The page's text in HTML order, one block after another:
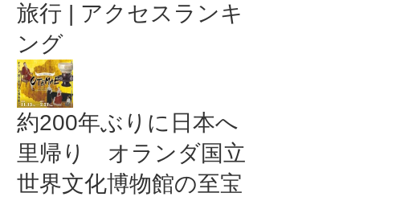
旅行 | アクセスランキ
ング
約200年ぶりに日本へ
里帰り オランダ国立
世界文化博物館の至宝